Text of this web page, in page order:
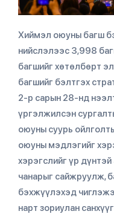
Хиймэл оюуны багш
нийслэлээс 3,998
багшийг хөтөлбөрт
багшийг бэлтгэх
2-р сарын 28-нд
үргэлжилсэн
оюуны суурь
оюуны мэдлэгийг
хэрэгслийг үр
чанарыг сайжруулж,
бэхжүүлэхэд
нарт зориулан